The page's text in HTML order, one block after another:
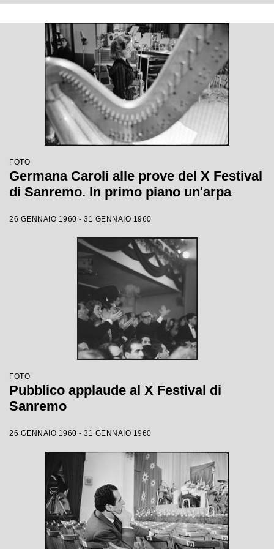
FOTO
Germana Caroli alle prove del X Festival
di Sanremo. In primo piano un'arpa
26 GENNAIO 1960 - 31 GENNAIO 1960
FOTO
Pubblico applaude al X Festival di
Sanremo
26 GENNAIO 1960 - 31 GENNAIO 1960